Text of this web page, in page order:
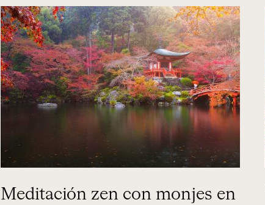
Meditación zen con monjes en